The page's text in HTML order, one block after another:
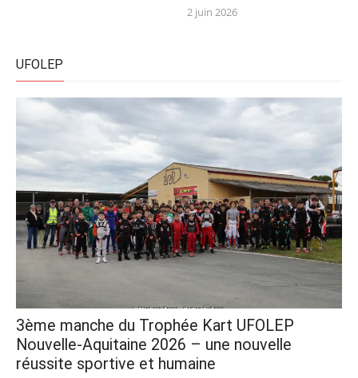
Posted
2 juin 2026
UFOLEP
3ème manche du Trophée Kart UFOLEP
Nouvelle-Aquitaine 2026 – une nouvelle
réussite sportive et humaine